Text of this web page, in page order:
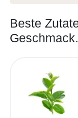
Beste
Geschmack.